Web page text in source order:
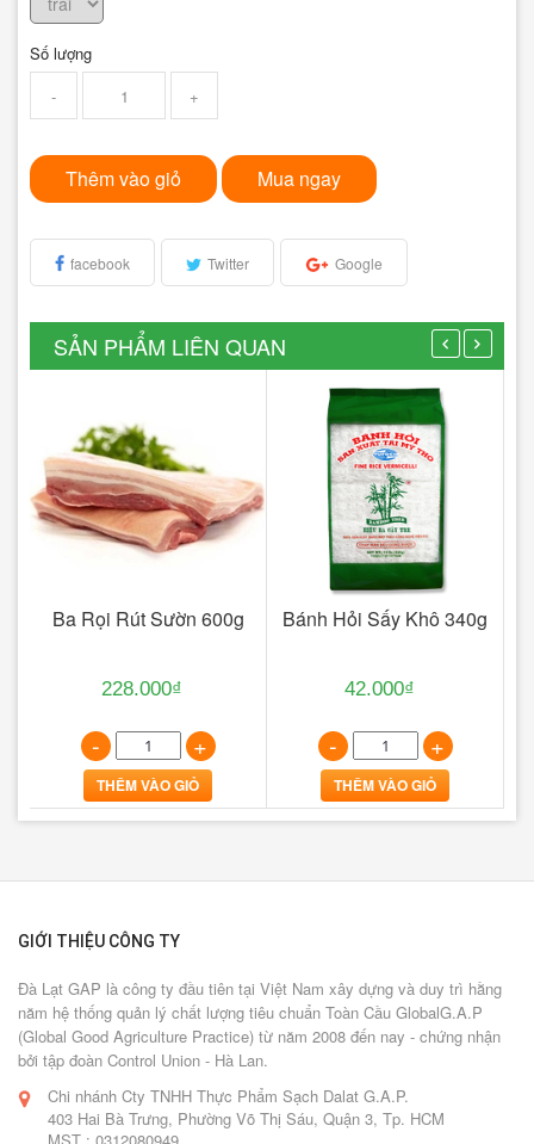
Số lượng
-
+
Thêm vào giỏ Mua ngay
facebook Twitter Google
SẢN PHẨM LIÊN QUAN
Ba Rọi Rút Sườn 600g
228.000₫
- +
THÊM VÀO GIỎ
Bánh Hỏi Sấy Khô 340g
42.000₫
- +
THÊM VÀO GIỎ
GIỚI THIỆU CÔNG TY
Đà Lạt GAP là công ty đầu tiên tại Việt Nam xây dựng và duy trì hằng
năm hệ thống quản lý chất lượng tiêu chuẩn Toàn Cầu GlobalG.A.P
(Global Good Agriculture Practice) từ năm 2008 đến nay - chứng nhận
bởi tập đoàn Control Union - Hà Lan.
Chi nhánh Cty TNHH Thực Phẩm Sạch Dalat G.A.P.
403 Hai Bà Trưng, Phường Võ Thị Sáu, Quận 3, Tp. HCM